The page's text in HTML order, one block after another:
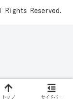
Rights Reserved.
トップ サイドバー